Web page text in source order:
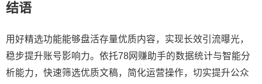
结语
用好精选功能能够盘活存量优质内容，实现长效引流曝光，
稳步提升账号影响力。依托78网赚助手的数据统计与智能分
析能力，快速筛选优质文稿，简化运营操作，切实提升公众